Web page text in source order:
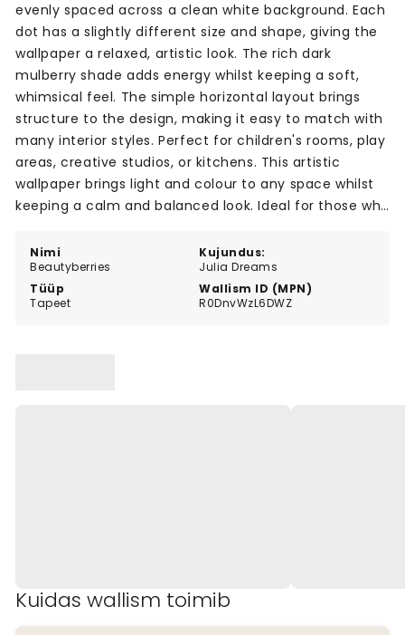
Nimi
Beautyberries
Kujundus:
Julia Dreams
Tüüp
Tapeet
Wallism ID (MPN)
R0DnvWzL6DWZ
evenly spaced across a clean white background. Each
dot has a slightly different size and shape, giving the
wallpaper a relaxed, artistic look. The rich dark
mulberry shade adds energy whilst keeping a soft,
whimsical feel. The simple horizontal layout brings
structure to the design, making it easy to match with
many interior styles. Perfect for children's rooms, play
areas, creative studios, or kitchens. This artistic
wallpaper brings light and colour to any space whilst
keeping a calm and balanced look. Ideal for those who
Kuidas wallism toimib